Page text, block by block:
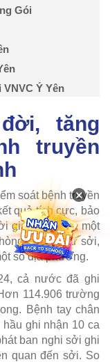
Gói
Ý Yên
tăng
truyền
soát bệnh truyền
quả tích cực, bảo
gian gần đây, một
ngừa như sởi,
số địa phương.
cả nước đã ghi
114.906 trường
Bệnh tay chân
ghi nhận 10 ca
ban nghi sởi ghi
quan đến sởi. So
×